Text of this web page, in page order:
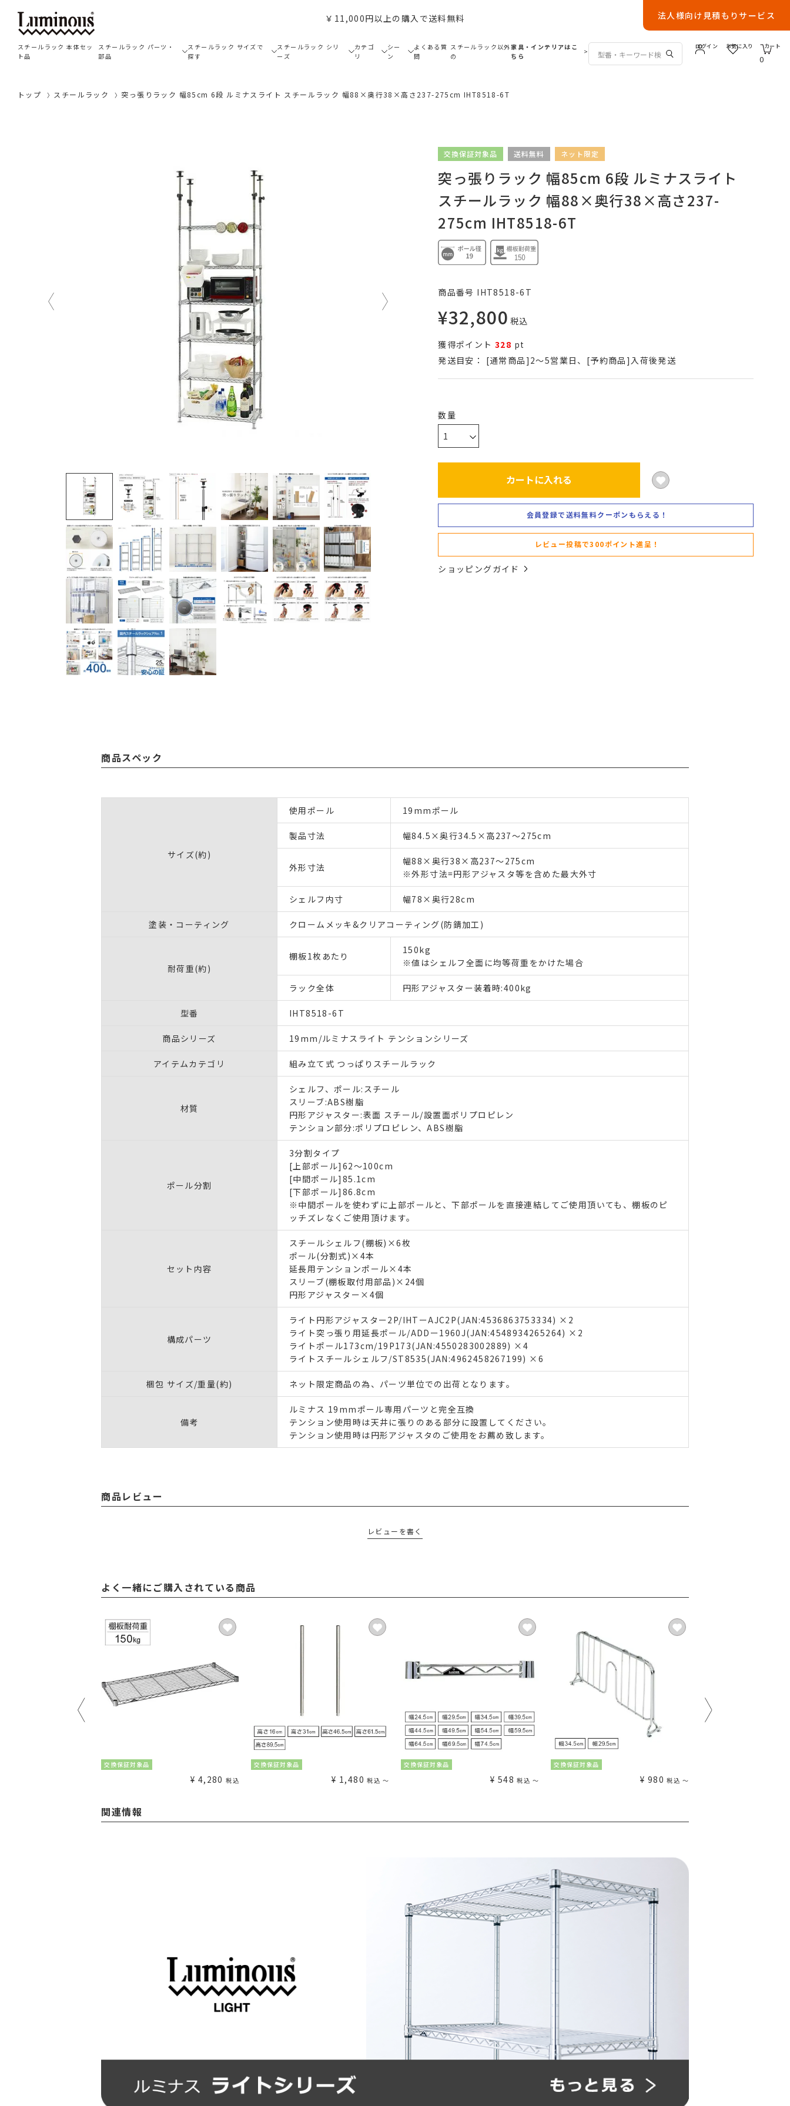
￥11,000円以上の購入で送料無料 法人様向け見積もりサービス
スチールラック 本体セッ
ト品
スチールラック パーツ・
部品
スチールラック サイズで
探す
スチールラック シリ
ーズ
カテゴ
リ
シー
ン
よくある質
問
スチールラック以外
の
家具・インテリアはこ
ちら
>
ログイン お気に入り
0
カート
トップ スチールラック 突っ張りラック 幅85cm 6段 ルミナスライト スチールラック 幅88×奥行38×高さ237-275cm IHT8518-6T
交換保証対象品 送料無料 ネット限定
突っ張りラック 幅85cm 6段 ルミナスライト
スチールラック 幅88×奥行38×高さ237-
275cm IHT8518-6T
商品番号 IHT8518-6T
¥32,800 税込
獲得ポイント 328 pt
発送目安：
[通常商品]2～5営業日、[予約商品]入荷後発送
カートに入れる
会員登録で送料無料クーポンもらえる！
レビュー投稿で300ポイント進呈！
ショッピングガイド
商品スペック
サイズ(約)
使用ポール 19mmポール
製品寸法 幅84.5×奥行34.5×高237〜275cm
外形寸法
幅88×奥行38×高237〜275cm
※外形寸法=円形アジャスタ等を含めた最大外寸
シェルフ内寸 幅78×奥行28cm
塗装・コーティング クロームメッキ&クリアコーティング(防錆加工)
耐荷重(約)
棚板1枚あたり
150kg
※値はシェルフ全面に均等荷重をかけた場合
ラック全体 円形アジャスター装着時:400kg
型番 IHT8518-6T
商品シリーズ 19mm/ルミナスライト テンションシリーズ
アイテムカテゴリ 組み立て式 つっぱりスチールラック
材質
シェルフ、ポール:スチール
スリーブ:ABS樹脂
円形アジャスター:表面 スチール/設置面ポリプロピレン
テンション部分:ポリプロピレン、ABS樹脂
ポール分割
3分割タイプ
[上部ポール]62〜100cm
[中間ポール]85.1cm
[下部ポール]86.8cm
※中間ポールを使わずに上部ポールと、下部ポールを直接連結してご使用頂いても、棚板のピ
ッチズレなくご使用頂けます。
セット内容
スチールシェルフ(棚板)×6枚
ポール(分割式)×4本
延長用テンションポール×4本
スリーブ(棚板取付用部品)×24個
円形アジャスター×4個
構成パーツ
ライト円形アジャスター2P/IHTーAJC2P(JAN:4536863753334) ×2
ライト突っ張り用延長ポール/ADDー1960J(JAN:4548934265264) ×2
ライトポール173cm/19P173(JAN:4550283002889) ×4
ライトスチールシェルフ/ST8535(JAN:4962458267199) ×6
梱包 サイズ/重量(約) ネット限定商品の為、パーツ単位での出荷となります。
備考
ルミナス 19mmポール専用パーツと完全互換
テンション使用時は天井に張りのある部分に設置してください。
テンション使用時は円形アジャスタのご使用をお薦め致します。
商品レビュー
レビューを書く
よく一緒にご購入されている商品
交換保証対象品
¥ 4,280 税込
交換保証対象品
¥ 1,480 税込 〜
交換保証対象品
¥ 548 税込 〜
交換保証対象品
¥ 980 税込 〜
関連情報